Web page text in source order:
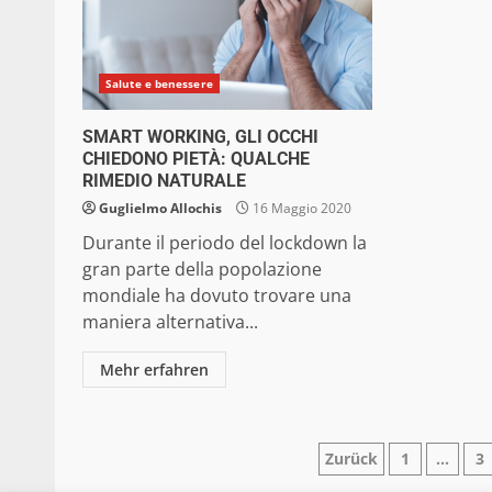
Salute e benessere
SMART WORKING, GLI OCCHI
CHIEDONO PIETÀ: QUALCHE
RIMEDIO NATURALE
Guglielmo Allochis 16 Maggio 2020
Durante il periodo del lockdown la
gran parte della popolazione
mondiale ha dovuto trovare una
maniera alternativa...
Mehr erfahren
Paginazione
Zurück 1 … 3